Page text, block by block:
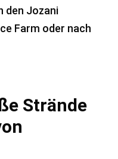
den Jozani
Farm oder nach
Strände